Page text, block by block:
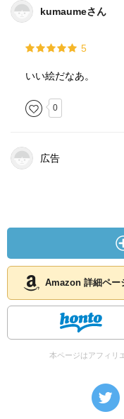
kumaumeさん
5
いい絵だなあ。
0
広告
Amazon 詳細ペー
本ページはアフィリ